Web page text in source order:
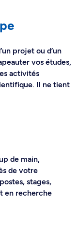
projet ou d’un
vos études,
activités
Il ne tient
de main,
de votre
stages,
en recherche